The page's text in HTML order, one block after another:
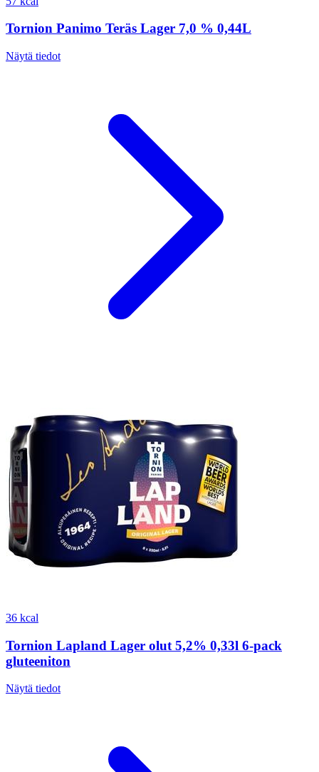
Tornion Panimo Teräs Lager 7,0 % 0,44L
Näytä tiedot
36 kcal
Tornion Lapland Lager olut 5,2% 0,33l 6-pack
gluteeniton
Näytä tiedot